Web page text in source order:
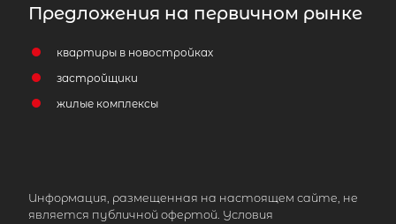
Предложения на первичном рынке
квартиры в новостройках
застройщики
жилые комплексы
Информация, размещенная на настоящем сайте, не
является публичной офертой. Условия